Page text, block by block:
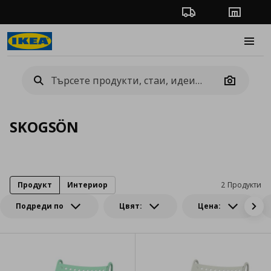
Проследяване на
Camera
SKOGSÖN
Подреди по Цвят: Цена:
2 Продукти
Продукт Интериор